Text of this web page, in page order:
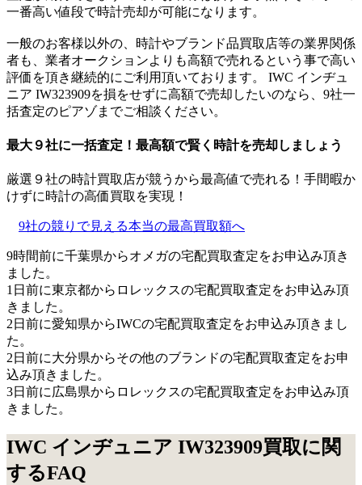
一番高い値段で時計売却が可能になります。
一般のお客様以外の、時計やブランド品買取店等の業界関係
者も、業者オークションよりも高額で売れるという事で高い
評価を頂き継続的にご利用頂いております。 IWC インヂュ
ニア IW323909を損をせずに高額で売却したいのなら、9社一
括査定のピアゾまでご相談ください。
最大９社に一括査定！ 最高額で賢く時計を売却しましょう
厳選９社の時計買取店が競うから最高値で売れる！手間暇か
けずに時計の高価買取を実現！
9社の競りで見える本当の最高買取額へ
9時間前に千葉県からオメガの宅配買取査定をお申込み頂き
ました。
1日前に東京都からロレックスの宅配買取査定をお申込み頂
きました。
2日前に愛知県からIWCの宅配買取査定をお申込み頂きまし
た。
2日前に大分県からその他のブランドの宅配買取査定をお申
込み頂きました。
3日前に広島県からロレックスの宅配買取査定をお申込み頂
きました。
IWC インヂュニア IW323909買取に関
するFAQ